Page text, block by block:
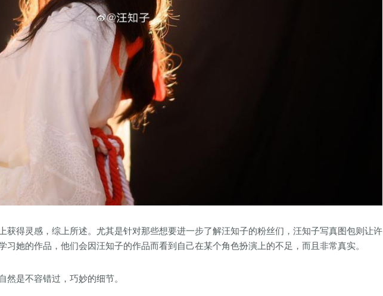
获得灵感，综上所述。尤其是针对那些想要进一步了解汪知子的粉丝们，汪知子写真图包则让许
习她的作品，他们会因汪知子的作品而看到自己在某个角色扮演上的不足，而且非常真实。
然是不容错过，巧妙的细节。